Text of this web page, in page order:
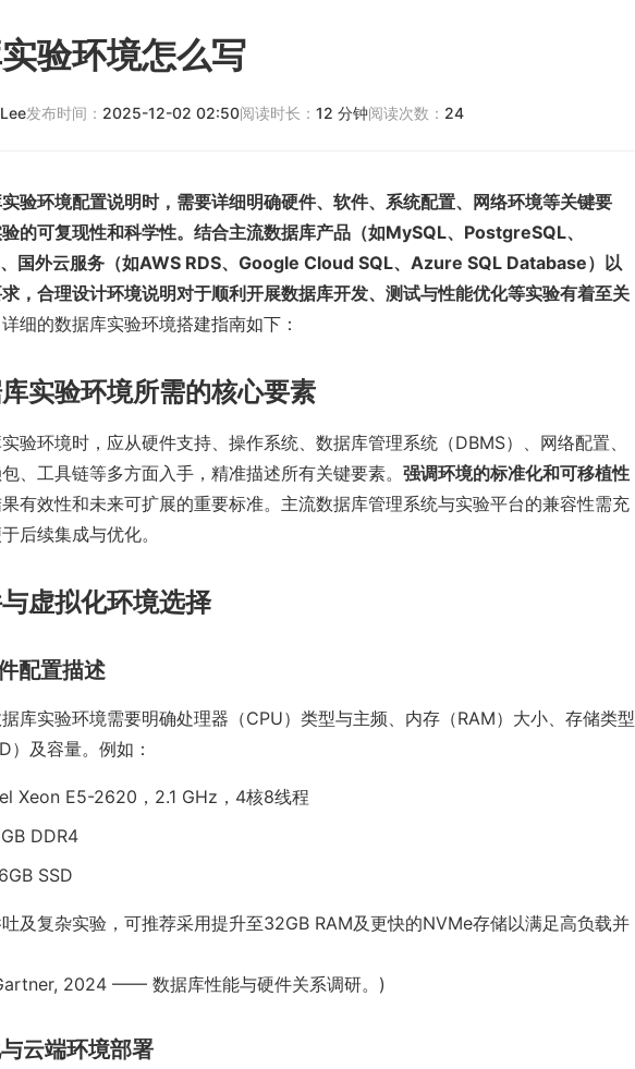
验环境怎么写
发布时间： 2025-12-02 02:50阅读时长： 12 分钟阅读次数： 24
验环境配置说明时，需要详细明确硬件、软件、系统配置、网络环境等关键要
的可复现性和科学性。结合主流数据库产品（如MySQL、PostgreSQL、
国外云服务（如AWS RDS、Google Cloud SQL、Azure SQL Database）以
，合理设计环境说明对于顺利开展数据库开发、测试与性能优化等实验有着至关
详细的数据库实验环境搭建指南如下：
实验环境所需的核心要素
验环境时，应从硬件支持、操作系统、数据库管理系统（DBMS）、网络配置、
、工具链等多方面入手，精准描述所有关键要素。 强调环境的标准化和可移植性
有效性和未来可扩展的重要标准。主流数据库管理系统与实验平台的兼容性需充
后续集成与优化。
虚拟化环境选择
配置描述
库实验环境需要明确处理器（CPU）类型与主频、内存（RAM）大小、存储类型
）及容量。例如：
Xeon E5-2620，2.1 GHz，4核8线程
DDR4
SSD
及复杂实验，可推荐采用提升至32GB RAM及更快的NVMe存储以满足高负载并
2024 —— 数据库性能与硬件关系调研。)
云端环境部署